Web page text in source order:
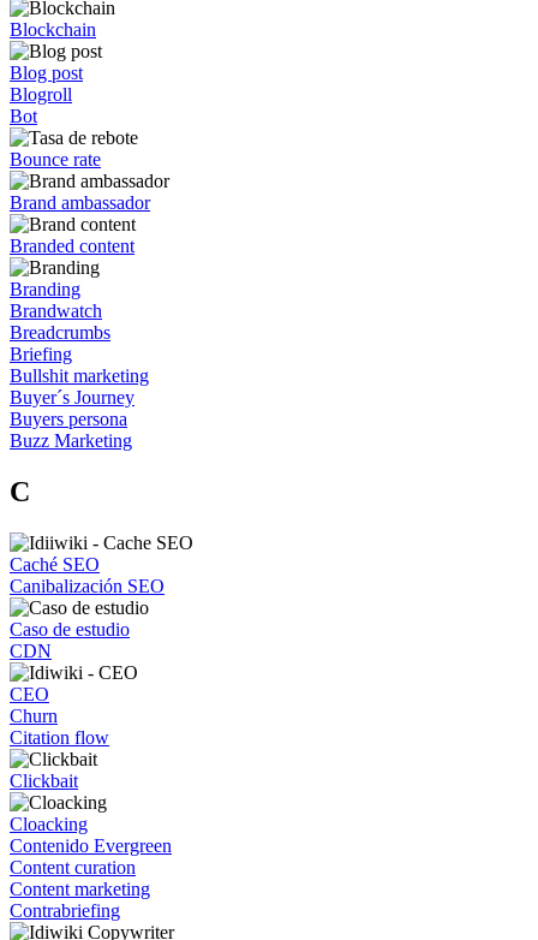
Blockchain
Blog post
Blogroll
Bot
Bounce rate
Brand ambassador
Branded content
Branding
Brandwatch
Breadcrumbs
Briefing
Bullshit marketing
Buyer´s Journey
Buyers persona
Buzz Marketing
C
Caché SEO
Canibalización SEO
Caso de estudio
CDN
CEO
Churn
Citation flow
Clickbait
Cloacking
Contenido Evergreen
Content curation
Content marketing
Contrabriefing